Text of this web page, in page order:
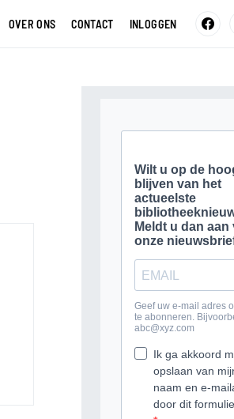
OVER ONS CONTACT INLOGGEN